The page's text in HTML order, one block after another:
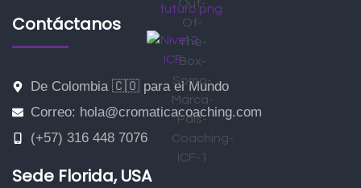
Contáctanos
De Colombia 🇨🇴 para el Mundo
Correo: hola@cromaticacoaching.com
(+57) 316 448 7076
Sede Florida, USA